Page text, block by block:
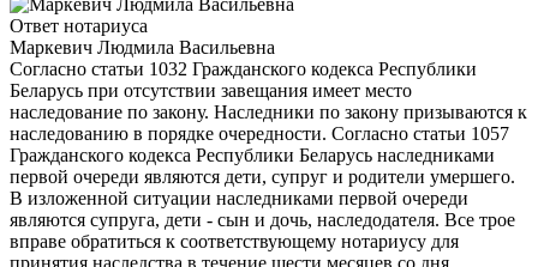
Ответ нотариуса
Маркевич Людмила Васильевна
Согласно статьи 1032 Гражданского кодекса Республики
Беларусь при отсутствии завещания имеет место
наследование по закону. Наследники по закону призываются к
наследованию в порядке очередности. Согласно статьи 1057
Гражданского кодекса Республики Беларусь наследниками
первой очереди являются дети, супруг и родители умершего.
В изложенной ситуации наследниками первой очереди
являются супруга, дети - сын и дочь, наследодателя. Все трое
вправе обратиться к соответствующему нотариусу для